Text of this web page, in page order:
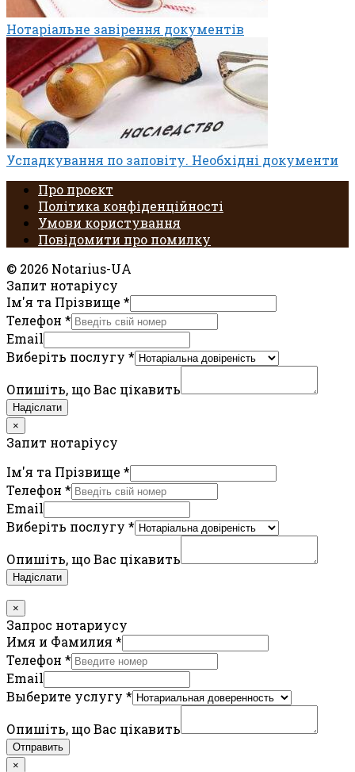
Нотаріальне завірення документів
Успадкування по заповіту. Необхідні документи
Про проєкт
Політика конфіденційності
Умови користування
Повідомити про помилку
© 2026 Notarius-UA
Запит нотаріусу
Ім'я та Прізвище *
Телефон *
Email
Виберіть послугу *
Опишіть, що Вас цікавить
Надіслати
×
Запит нотаріусу
Ім'я та Прізвище *
Телефон *
Email
Виберіть послугу *
Опишіть, що Вас цікавить
Надіслати
×
Запрос нотариусу
Имя и Фамилия *
Телефон *
Email
Выберите услугу *
Опишіть, що Вас цікавить
Отправить
×